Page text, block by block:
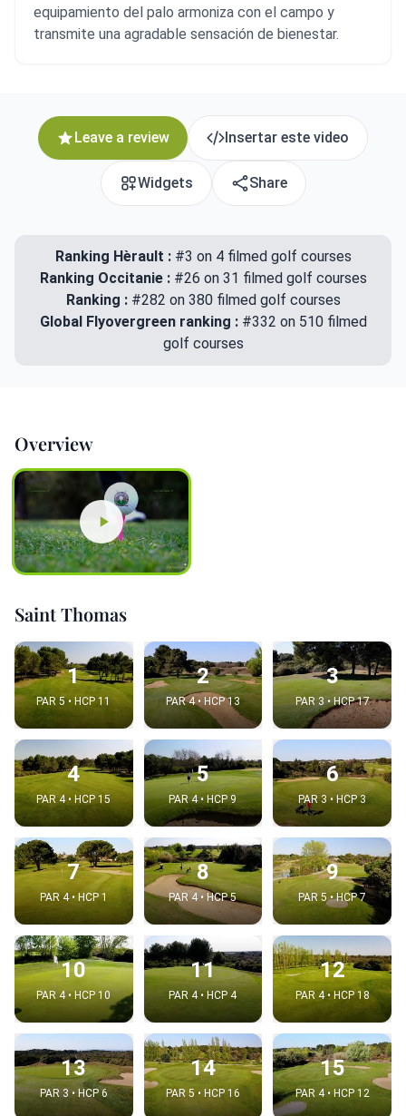
equipamiento del palo armoniza con el campo y
transmite una agradable sensación de bienestar.
Leave a review Insertar este video
Widgets Share
Ranking Hèrault :#3 on 4 filmed golf courses
Ranking Occitanie : #26 on 31 filmed golf courses
Ranking : #282 on 380 filmed golf courses
Global Flyovergreen ranking : #332 on 510 filmed
golf courses
Overview
Saint Thomas
1
PAR 5 • HCP 11
2
PAR 4 • HCP 13
3
PAR 3 • HCP 17
4
PAR 4 • HCP 15
5
PAR 4 • HCP 9
6
PAR 3 • HCP 3
7
PAR 4 • HCP 1
8
PAR 4 • HCP 5
9
PAR 5 • HCP 7
10
PAR 4 • HCP 10
11
PAR 4 • HCP 4
12
PAR 4 • HCP 18
13
PAR 3 • HCP 6
14
PAR 5 • HCP 16
15
PAR 4 • HCP 12